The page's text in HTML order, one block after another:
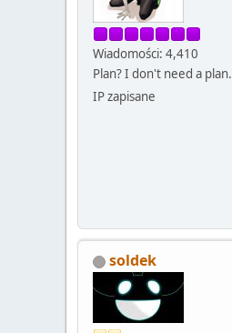
Wiadomości: 4,410
Plan? I don't need a plan.
IP zapisane
soldek